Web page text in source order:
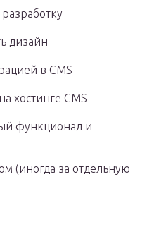
дизайн
в CMS
хостинге CMS
функционал и
(иногда за отдельную